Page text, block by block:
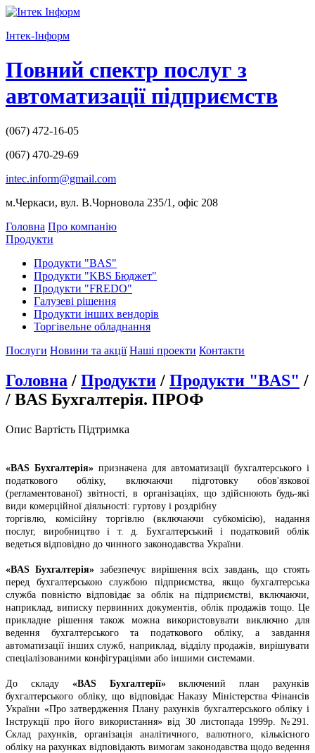
Інтек-Інформ
Повний спектр послуг з
автоматизації підприємств
(067) 472-16-05
(067) 470-29-69
intec.inform@gmail.com
м.Черкаси, вул. В.Чорновола 235/1, офіс 208
Головна Про компанію
Продукти
Продукти "BAS"
Продукти "KBS Бюджет"
Продукти "FREDO"
Галузеві рішення
Продукти інших вендорів
Торгівельне обладнання
Послуги Новини та акції Наші проекти Контакти
Головна / Продукти / Продукти "BAS" /
/ BAS Бухгалтерія. ПРОФ
Опис Вартість Підтримка
«BAS Бухгалтерія» призначена для автоматизації бухгалтерського і
податкового обліку, включаючи підготовку обов'язкової
(регламентованої) звітності, в організаціях, що здійснюють будь-які
види комерційної діяльності: гуртову і роздрібну
торгівлю, комісійну торгівлю (включаючи субкомісію), надання
послуг, виробництво і т. д. Бухгалтерський і податковий облік
ведеться відповідно до чинного законодавства України.
«BAS Бухгалтерія»забезпечує вирішення всіх завдань, що стоять
перед бухгалтерською службою підприємства, якщо бухгалтерська
служба повністю відповідає за облік на підприємстві, включаючи,
наприклад, виписку первинних документів, облік продажів тощо. Це
прикладне рішення також можна використовувати виключно для
ведення бухгалтерського та податкового обліку, а завдання
автоматизації інших служб, наприклад, відділу продажів, вирішувати
спеціалізованими конфігураціями або іншими системами.
До складу «BAS Бухгалтерії»включений план рахунків
бухгалтерського обліку, що відповідає Наказу Міністерства Фінансів
України «Про затвердження Плану рахунків бухгалтерського обліку і
Інструкції про його використання» від 30 листопада 1999р. №291.
Склад рахунків, організація аналітичного, валютного, кількісного
обліку на рахунках відповідають вимогам законодавства щодо ведення